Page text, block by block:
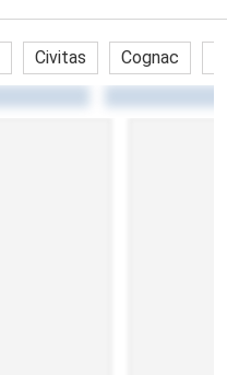
Civitas Cognac